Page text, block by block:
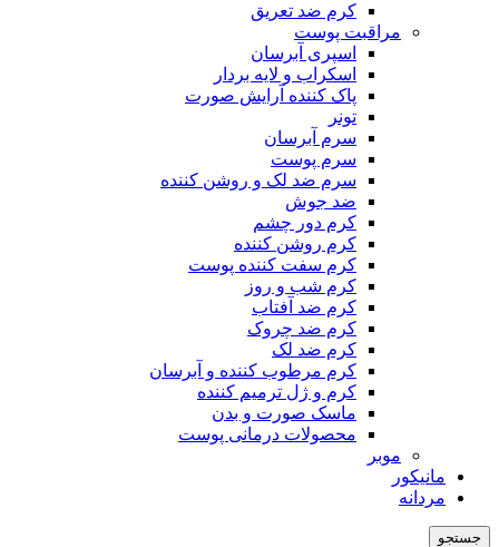
کرم ضد تعریق
مراقبت پوست
اسپری آبرسان
اسکراب و لایه بردار
پاک کننده آرایش صورت
تونر
سرم آبرسان
سرم پوست
سرم ضد لک و روشن کننده
ضد جوش
کرم دور چشم
کرم روشن کننده
کرم سفت کننده پوست
کرم شب و روز
کرم ضد آفتاب
کرم ضد چروک
کرم ضد لک
کرم مرطوب کننده و آبرسان
کرم و ژل ترمیم کننده
ماسک صورت و بدن
محصولات درمانی پوست
موبر
مانیکور
مردانه
جستجو